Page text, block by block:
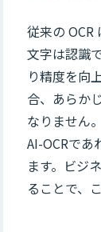
従来の
文字は認識
り精度を向
合、あらか
なりません。
AI-OCRで
ます。ビジ
ることで、